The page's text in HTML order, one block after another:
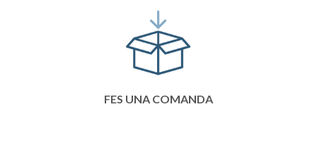
FES UNA COMANDA